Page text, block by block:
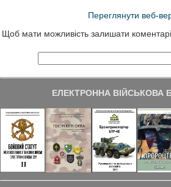
Переглянути веб-
Щоб мати можливість залишати
ЕЛЕКТРОННА ВІЙСЬКОВА